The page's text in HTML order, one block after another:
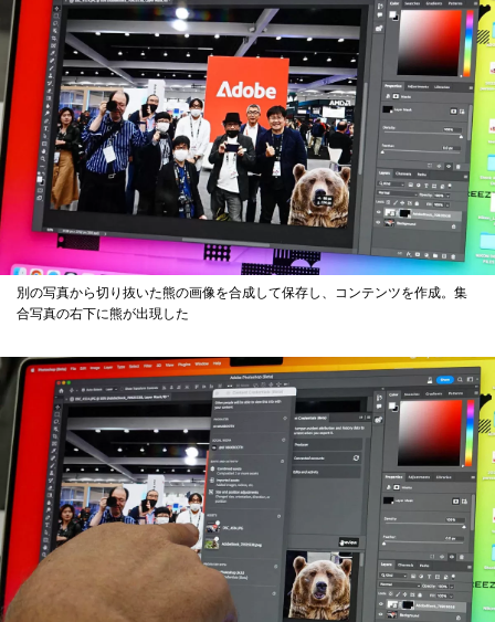
別の写真から切り抜いた熊の画像を合成して保存し、コンテンツを作成。集
合写真の右下に熊が出現した